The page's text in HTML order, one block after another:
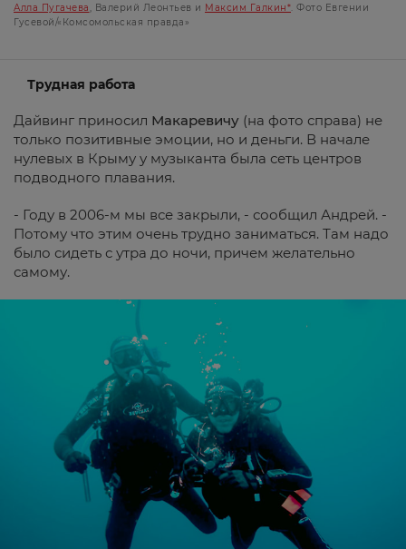
Алла Пугачева , Валерий Леонтьев и Максим Галкин*. Фото Евгении
Гусевой/«Комсомольская правда»
Трудная работа
Дайвинг приносил Макаревичу (на фото справа) не
только позитивные эмоции, но и деньги. В начале
нулевых в Крыму у музыканта была сеть центров
подводного плавания.
- Году в 2006-м мы все закрыли, - сообщил Андрей. -
Потому что этим очень трудно заниматься. Там надо
было сидеть с утра до ночи, причем желательно
самому.